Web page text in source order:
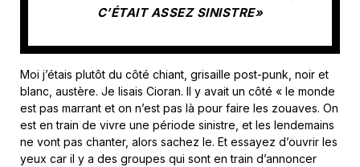
C’ÉTAIT ASSEZ SINISTRE»
Moi j’étais plutôt du côté chiant, grisaille post-punk, noir et
blanc, austère. Je lisais Cioran. Il y avait un côté « le monde
est pas marrant et on n’est pas là pour faire les zouaves. On
est en train de vivre une période sinistre, et les lendemains
ne vont pas chanter, alors sachez le. Et essayez d’ouvrir les
yeux car il y a des groupes qui sont en train d’annoncer